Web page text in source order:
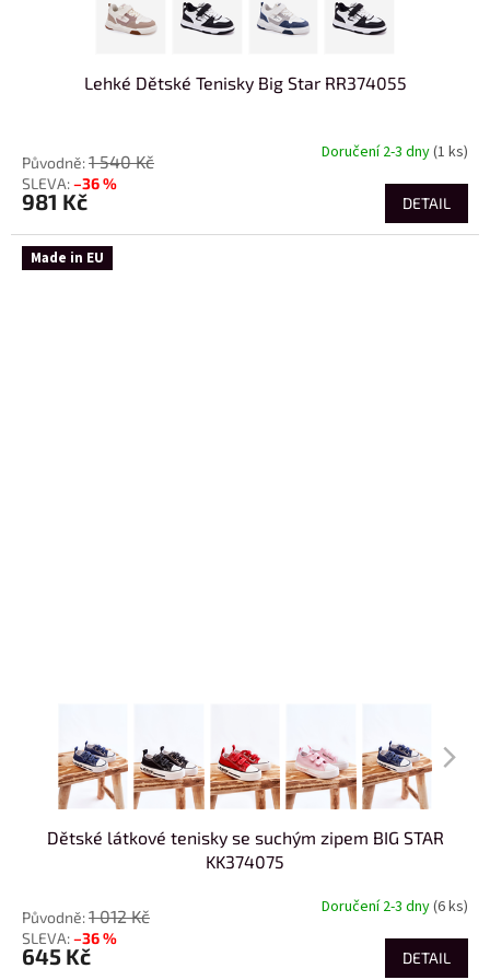
Lehké Dětské Tenisky Big Star RR374055
Doručení 2-3 dny(1 ks)
1 540 Kč
–36 %
981 Kč DETAIL
Made in EU
Dětské látkové tenisky se suchým zipem BIG STAR
KK374075
Doručení 2-3 dny(6 ks)
1 012 Kč
–36 %
645 Kč DETAIL